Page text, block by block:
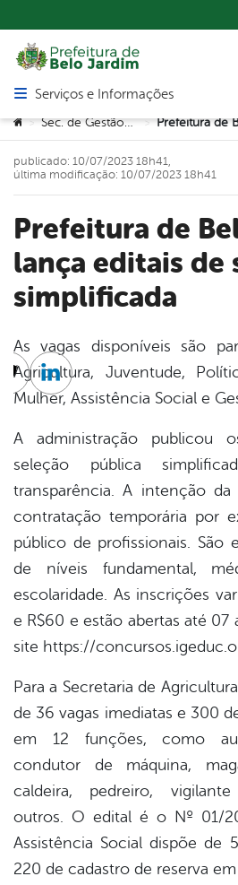
Abrir menu principal de navegação
Serviços e Informações
Você está aqui:
> Sec. de Gestão Pública >
Prefeitura de Belo Jardim
lança editais de
simplificada
publicado: 10/07/2023 18h41,
última modificação: 10/07/2023 18h41
As vagas disponíveis são
Agricultura, Juventude,
Mulher, Assistência Social e
A administração publicou
seleção pública
transparência. A intenção
contratação temporária por
público de profissionais. São
de níveis fundamental,
escolaridade. As inscrições
e R$60 e estão abertas até
site https://
Para a Secretaria de
de 36 vagas imediatas e 300
em 12 funções, como
condutor de máquina,
caldeira, pedreiro,
outros. O edital é o Nº 01/
Assistência Social dispõe de
220 de cadastro de reserva
Twitter
Linkedin